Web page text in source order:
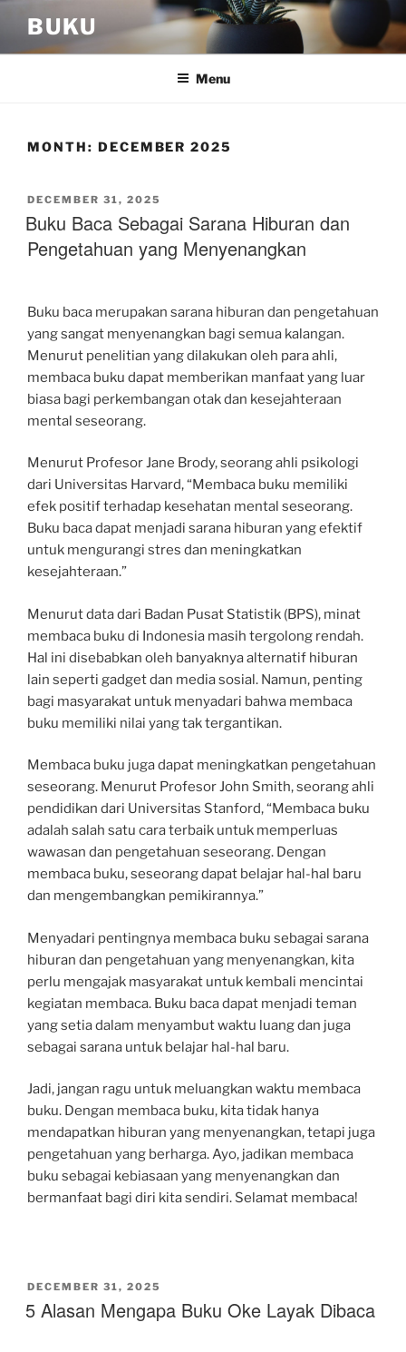
content
BUKU
Menu
MONTH: DECEMBER 2025
POSTED
ON
DECEMBER 31, 2025
Buku Baca Sebagai Sarana Hiburan dan
Pengetahuan yang Menyenangkan
Buku baca merupakan sarana hiburan dan pengetahuan
yang sangat menyenangkan bagi semua kalangan.
Menurut penelitian yang dilakukan oleh para ahli,
membaca buku dapat memberikan manfaat yang luar
biasa bagi perkembangan otak dan kesejahteraan
mental seseorang.
Menurut Profesor Jane Brody, seorang ahli psikologi
dari Universitas Harvard, “Membaca buku memiliki
efek positif terhadap kesehatan mental seseorang.
Buku baca dapat menjadi sarana hiburan yang efektif
untuk mengurangi stres dan meningkatkan
kesejahteraan.”
Menurut data dari Badan Pusat Statistik (BPS), minat
membaca buku di Indonesia masih tergolong rendah.
Hal ini disebabkan oleh banyaknya alternatif hiburan
lain seperti gadget dan media sosial. Namun, penting
bagi masyarakat untuk menyadari bahwa membaca
buku memiliki nilai yang tak tergantikan.
Membaca buku juga dapat meningkatkan pengetahuan
seseorang. Menurut Profesor John Smith, seorang ahli
pendidikan dari Universitas Stanford, “Membaca buku
adalah salah satu cara terbaik untuk memperluas
wawasan dan pengetahuan seseorang. Dengan
membaca buku, seseorang dapat belajar hal-hal baru
dan mengembangkan pemikirannya.”
Menyadari pentingnya membaca buku sebagai sarana
hiburan dan pengetahuan yang menyenangkan, kita
perlu mengajak masyarakat untuk kembali mencintai
kegiatan membaca. Buku baca dapat menjadi teman
yang setia dalam menyambut waktu luang dan juga
sebagai sarana untuk belajar hal-hal baru.
Jadi, jangan ragu untuk meluangkan waktu membaca
buku. Dengan membaca buku, kita tidak hanya
mendapatkan hiburan yang menyenangkan, tetapi juga
pengetahuan yang berharga. Ayo, jadikan membaca
buku sebagai kebiasaan yang menyenangkan dan
bermanfaat bagi diri kita sendiri. Selamat membaca!
POSTED
DECEMBER 31, 2025
5 Alasan Mengapa Buku Oke Layak Dibaca